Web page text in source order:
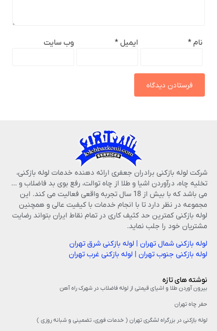
نام* ایمیل* وب‌ سایت
شرکت لوله بازکنی برادران جعفری ارائه دهنده خدمات لوله بازکنی،
تخلیه چاه، درآوردن اشیا و طلا از چاه توالت، رفع بوی بد فاضلاب و …
می باشد که با بیش از 18 سال تجربه واقعی فعالیت می کند. این
مجموعه در نظر دارد تا با انجام خدمات با کیفیت عالی و همچنین
لوله بازکنی کمترین حد کثیف کاری در تمام نقاط ایران بتواند رضایت
مشتریان خود را جلب نماید.
لوله بازکنی شمال تهران|لوله بازکنی شرق تهران
لوله بازکنی جنوب تهران|لوله بازکنی غرب تهران
نوشته های تازه
بیرون آوردن طلا و اشیای قیمتی از لوله فاضلاب در شهرک راه‌ آهن
حفر چاه تهران
لوله بازکنی در بزرگراه لشگری تهران ( خدمات فوری، تضمینی و شبانه روزی )